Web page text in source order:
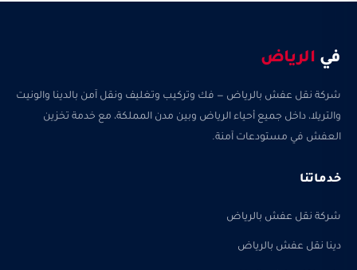
في الرياض
شركة نقل عفش بالرياض — فك وتركيب وتغليف ونقل آمن بالدينا والونيت
والتريلا، داخل جميع أحياء الرياض وبين مدن المملكة، مع خدمة تخزين
العفش في مستودعات آمنة.
خدماتنا
شركة نقل عفش بالرياض
دينا نقل عفش بالرياض